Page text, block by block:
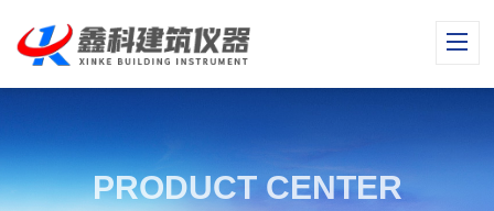
PRODUCT CENTER